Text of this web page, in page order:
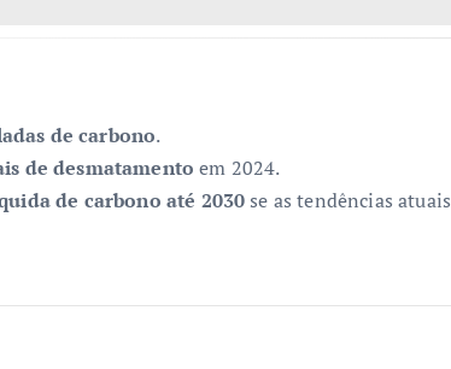
de carbono.
de desmatamento em 2024.
de carbono até 2030se as tendências atuais